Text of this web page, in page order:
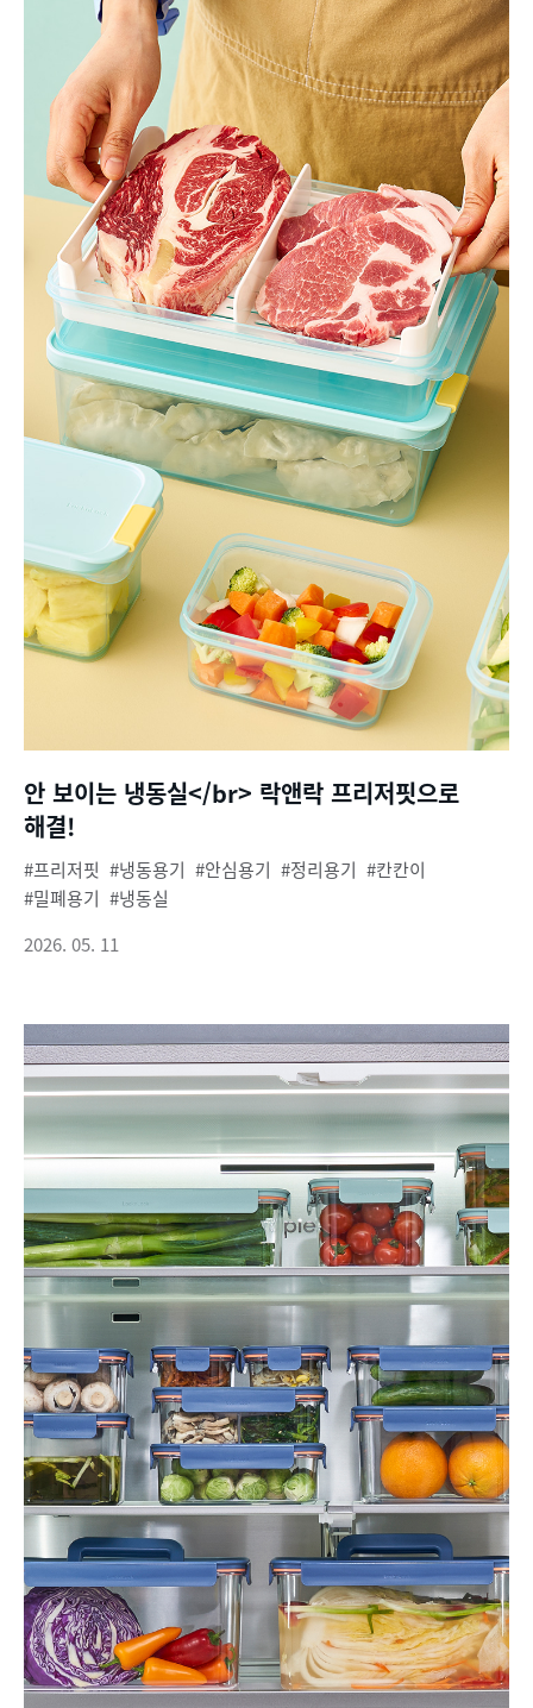
안 보이는 냉동실</br> 락앤락 프리저핏으로
해결!
프리저핏 냉동용기 안심용기 정리용기
칸칸이
밀폐용기
냉동실
2026. 05. 11